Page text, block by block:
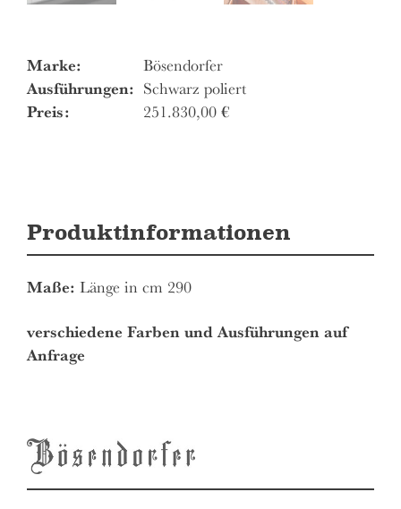
Marke: Bösendorfer
Ausführungen: Schwarz poliert
Preis: 251.830,00 €
Produktinformationen
Maße: Länge in cm 290
verschiedene Farben und Ausführungen auf
Anfrage